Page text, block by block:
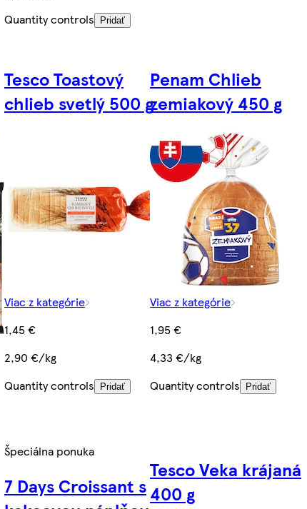
Quantity controls
Pridať
Tesco Toastový
chlieb svetlý 500 g
Viac z kategórie
1,45 €
2,90 €/kg
Quantity controls
Pridať
Penam Chlieb
zemiakový 450 g
Viac z kategórie
1,95 €
4,33 €/kg
Quantity controls
Pridať
Špeciálna ponuka
7 Days Croissant s
Tesco Veka krájaná
400 g